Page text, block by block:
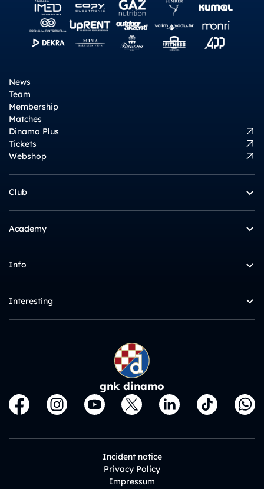
News
Team
Membership
Matches
Dinamo Plus
Tickets
Webshop
Club
Academy
Info
Interesting
gnk dinamo
Incident notice
Privacy Policy
Impressum